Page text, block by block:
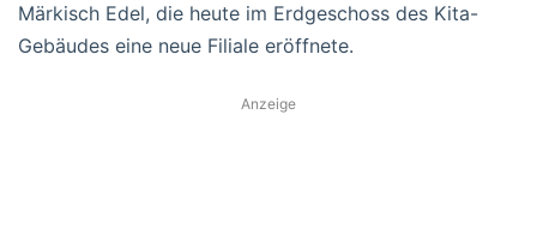
Märkisch Edel, die heute im Erdgeschoss des Kita-
Gebäudes eine neue Filiale eröffnete.
Anzeige